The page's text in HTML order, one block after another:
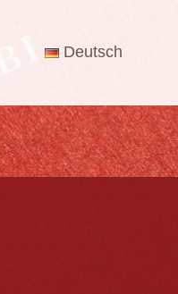
Deutsch